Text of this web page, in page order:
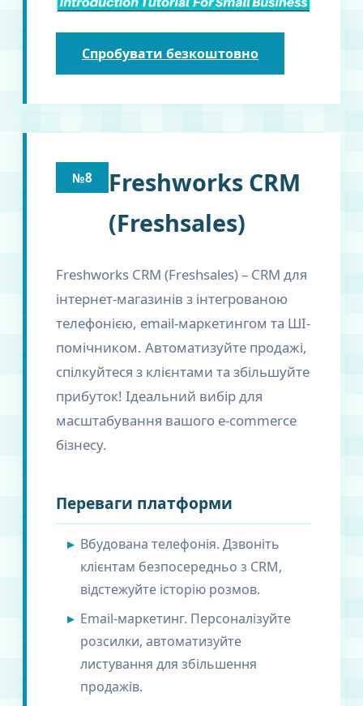
Спробувати безкоштовно
№8
Freshworks CRM
(Freshsales)
Freshworks CRM (Freshsales) – CRM для
інтернет-магазинів з інтегрованою
телефонією, email-маркетингом та ШІ-
помічником. Автоматизуйте продажі,
спілкуйтеся з клієнтами та збільшуйте
прибуток! Ідеальний вибір для
масштабування вашого e-commerce
бізнесу.
Переваги платформи
Вбудована телефонія. Дзвоніть
клієнтам безпосередньо з CRM,
відстежуйте історію розмов.
Email-маркетинг. Персоналізуйте
розсилки, автоматизуйте
листування для збільшення
продажів.